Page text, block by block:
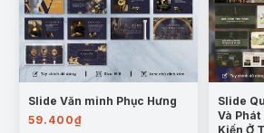
Đông Nam Á.
Slide Văn minh Phục Hưng
59.400₫
Slide
Và Phát
Kiến Ở